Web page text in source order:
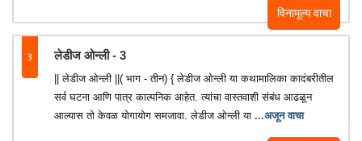
विनामूल्य वाचा
3 लेडीज ओन्ली - 3
|| लेडीज ओन्ली ||( भाग - तीन) { लेडीज ओन्ली या कथामालिका कादंबरीतील
सर्व घटना आणि पात्र काल्पनिक आहेत. त्यांचा वास्तवाशी संबंध आढळून
आल्यास तो केवळ योगायोग समजावा. लेडीज ओन्ली या ...अजून वाचा